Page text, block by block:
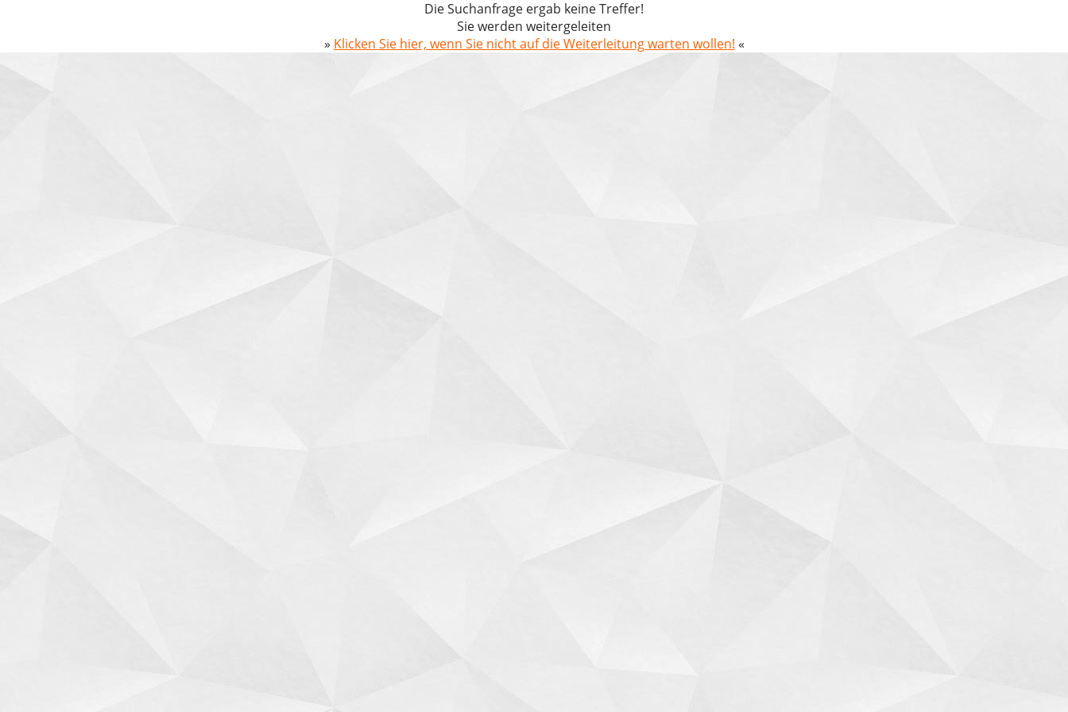
Die Suchanfrage ergab keine Treffer!
Sie werden weitergeleiten
» Klicken Sie hier, wenn Sie nicht auf die Weiterleitung warten wollen! «